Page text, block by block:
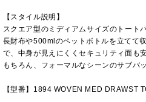
【スタイル説明】
スクエア型のミディアムサイズのトート
長財布や500mlのペットボトルを立てて
で、中身が見えにくくセキュリティ面も
もちろん、フォーマルなシーンのサブバ
【型番】1894 WOVEN MED DRAWST